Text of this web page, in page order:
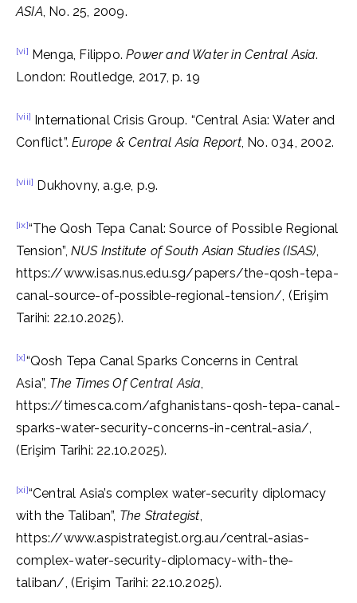
ASIA, No. 25, 2009.
[vi] Menga, Filippo.Power and Water in Central Asia.
London: Routledge, 2017, p. 19
[vii] International Crisis Group. “Central Asia: Water and
Conflict”.Europe & Central Asia Report, No. 034, 2002.
[viii] Dukhovny, a.g.e, p.9.
[ix]“The Qosh Tepa Canal: Source of Possible Regional
Tension”, NUS Institute of South Asian Studies (ISAS),
https://www.isas.nus.edu.sg/papers/the-qosh-tepa-
canal-source-of-possible-regional-tension/, (Erişim
Tarihi: 22.10.2025).
[x]“Qosh Tepa Canal Sparks Concerns in Central
Asia”, The Times Of Central Asia,
https://timesca.com/afghanistans-qosh-tepa-canal-
sparks-water-security-concerns-in-central-asia/,
(Erişim Tarihi: 22.10.2025).
[xi]“Central Asia’s complex water-security diplomacy
with the Taliban”, The Strategist,
https://www.aspistrategist.org.au/central-asias-
complex-water-security-diplomacy-with-the-
taliban/, (Erişim Tarihi: 22.10.2025).